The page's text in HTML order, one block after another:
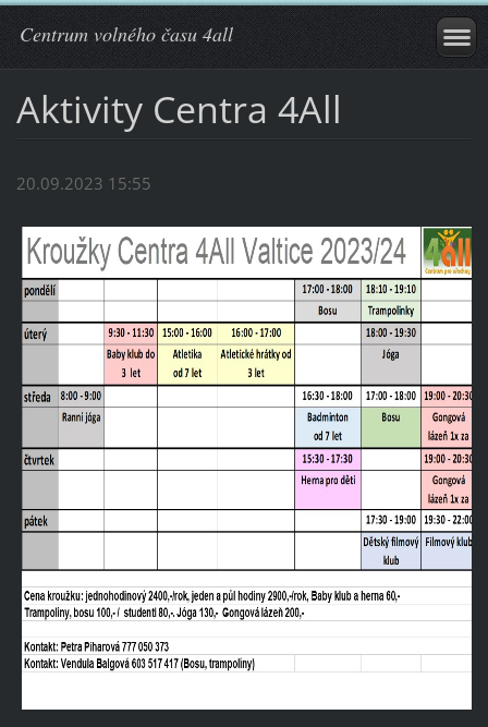
Centrum volného času 4all
Aktivity Centra 4All
20.09.2023 15:55